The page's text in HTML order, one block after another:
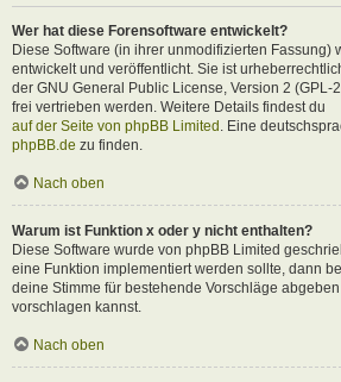
Wer hat diese Forensoftware entwickelt?
Diese Software (in ihrer unmodifizierten Fassung)
entwickelt und veröffentlicht. Sie ist
der GNU General Public License, Version 2 (GPL-
frei vertrieben werden. Weitere Details findest du
auf der Seite von phpBB Limited . Eine
phpBB.de zu finden.
Nach oben
Warum ist Funktion x oder y nicht enthalten?
Diese Software wurde von phpBB Limited
eine Funktion implementiert werden sollte, dann
deine Stimme für bestehende Vorschläge
vorschlagen kannst.
Nach oben